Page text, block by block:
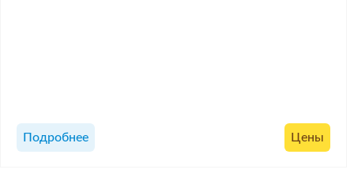
Подробнее Цены